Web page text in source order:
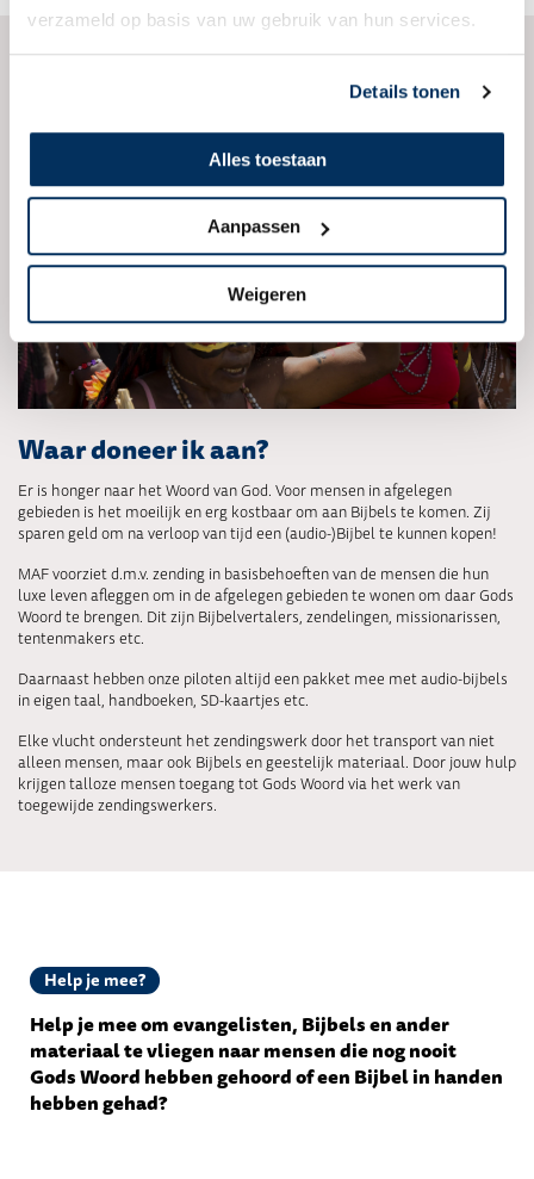
verzameld op basis van uw gebruik van hun services.
Details tonen
Alles toestaan
Aanpassen
Weigeren
Waar doneer ik aan?
Er is honger naar het Woord van God. Voor mensen in afgelegen
gebieden is het moeilijk en erg kostbaar om aan Bijbels te komen. Zij
sparen geld om na verloop van tijd een (audio-)Bijbel te kunnen kopen!
MAF voorziet d.m.v. zending in basisbehoeften van de mensen die hun
luxe leven afleggen om in de afgelegen gebieden te wonen om daar Gods
Woord te brengen. Dit zijn Bijbelvertalers, zendelingen, missionarissen,
tentenmakers etc.
Daarnaast hebben onze piloten altijd een pakket mee met audio-bijbels
in eigen taal, handboeken, SD-kaartjes etc.
Elke vlucht ondersteunt het zendingswerk door het transport van niet
alleen mensen, maar ook Bijbels en geestelijk materiaal. Door jouw hulp
krijgen talloze mensen toegang tot Gods Woord via het werk van
toegewijde zendingswerkers.
Help je mee?
Help je mee om evangelisten, Bijbels en ander
materiaal te vliegen naar mensen die nog nooit
Gods Woord hebben gehoord of een Bijbel in handen
hebben gehad?